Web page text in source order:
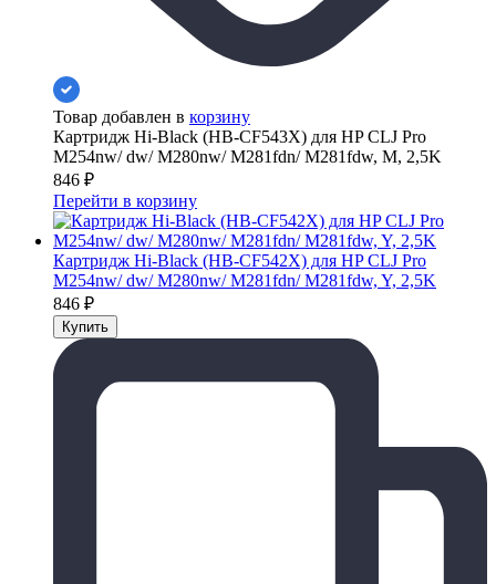
Товар добавлен в корзину
Картридж Hi-Black (HB-CF543X) для HP CLJ Pro
M254nw/ dw/ M280nw/ M281fdn/ M281fdw, M, 2,5K
846 ₽
Перейти в корзину
Картридж Hi-Black (HB-CF542X) для HP CLJ Pro
M254nw/ dw/ M280nw/ M281fdn/ M281fdw, Y, 2,5K
846 ₽